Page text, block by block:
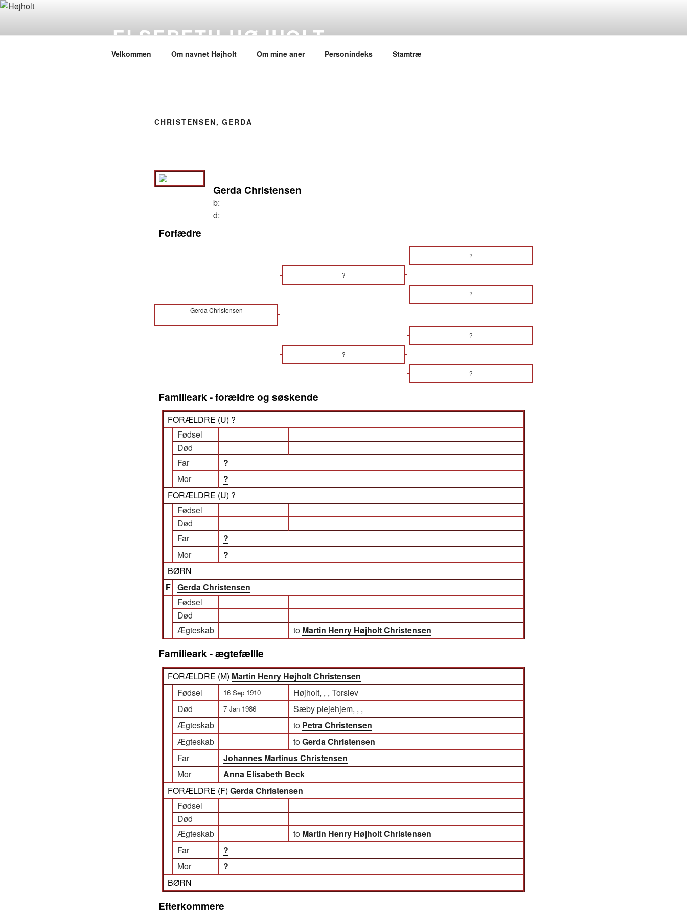
Videre
ELSEBETH HØJHOLT
Velkommen Om navnet Højholt Om mine aner Personindeks Stamtræ
CHRISTENSEN, GERDA
Gerda Christensen
b:
d:
Forfædre
?
?
?
Gerda Christensen
-
?
?
?
Familieark - forældre og søskende
FORÆLDRE (U) ?
Fødsel
Død
Far
?
Mor
?
FORÆLDRE (U) ?
Fødsel
Død
Far
?
Mor
?
BØRN
F Gerda Christensen
Fødsel
Død
Ægteskab
to Martin Henry Højholt Christensen
Familieark - ægtefællle
FORÆLDRE (M) Martin Henry Højholt Christensen
Fødsel
16 Sep 1910
Højholt, , , Torslev
Død
7 Jan 1986
Sæby plejehjem, , ,
Ægteskab
to Petra Christensen
Ægteskab
toGerda Christensen
Far
Johannes Martinus Christensen
Mor
Anna Elisabeth Beck
FORÆLDRE (F) Gerda Christensen
Fødsel
Død
Ægteskab
to Martin Henry Højholt Christensen
Far
?
Mor
?
BØRN
Efterkommere